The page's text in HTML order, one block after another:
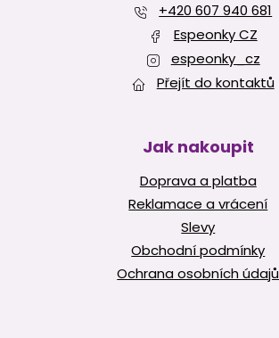
+420 607 940 681
Espeonky CZ
espeonky_cz
Přejít do kontaktů
Jak nakoupit
Doprava a platba
Reklamace a vrácení
Slevy
Obchodní podmínky
Ochrana osobních údajů